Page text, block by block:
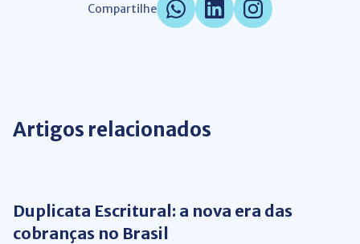
Compartilhe
Artigos relacionados
Duplicata Escritural: a nova era das
cobranças no Brasil